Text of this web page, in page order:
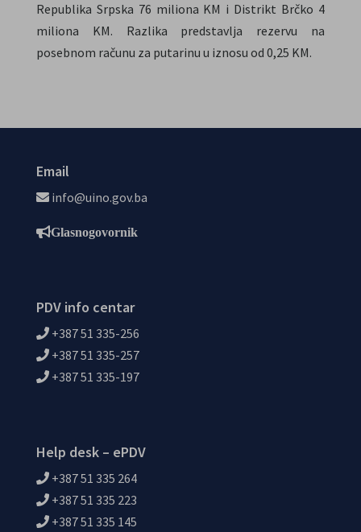
Republika Srpska 76 miliona KM i Distrikt Brčko 4
miliona KM. Razlika predstavlja rezervu na
posebnom računu za putarinu u iznosu od 0,25 KM.
Email
info@uino.gov.ba
Glasnogovornik
PDV info centar
+387 51 335-256
+387 51 335-257
+387 51 335-197
Help desk – ePDV
+387 51 335 264
+387 51 335 223
+387 51 335 145